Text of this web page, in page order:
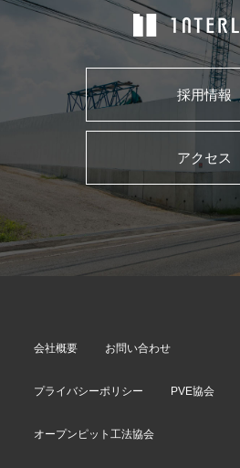
採用情報
アクセス
会社概要 お問い合わせ
プライバシーポリシー PVE協会
オープンピット工法協会